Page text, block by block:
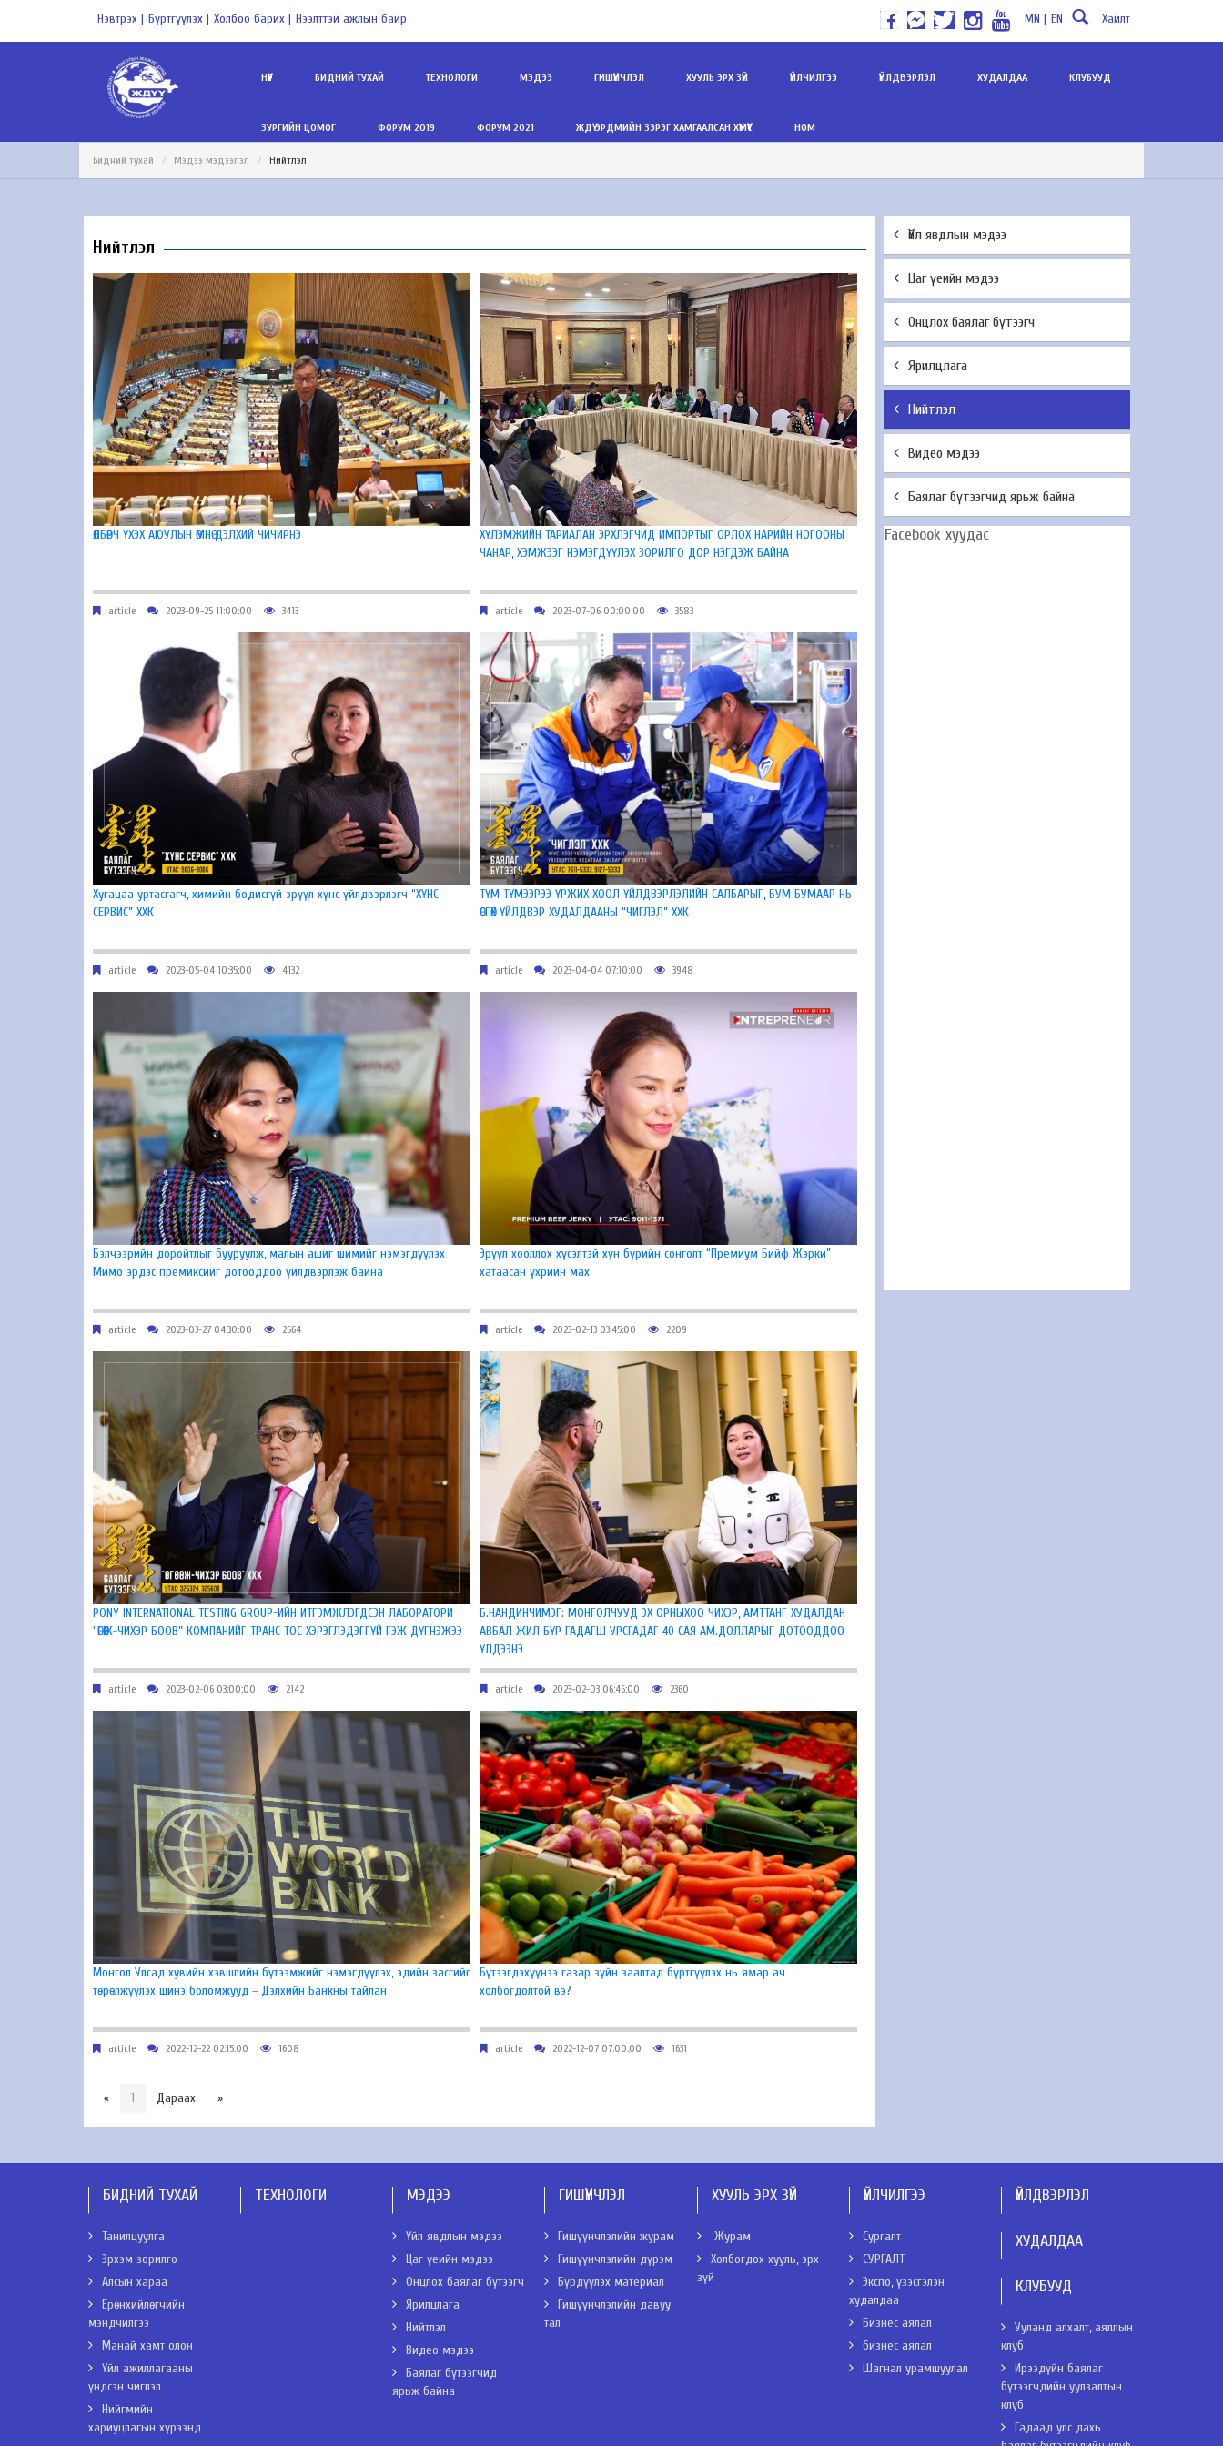
Нэвтрэх | Бүртгүүлэх | Холбоо барих | Нээлттэй ажлын байр MN | EN Хайлт
НҮҮР БИДНИЙ ТУХАЙ ТЕХНОЛОГИ МЭДЭЭ ГИШҮҮНЧЛЭЛ ХУУЛЬ ЭРХ ЗҮЙ ҮЙЛЧИЛГЭЭ ҮЙЛДВЭРЛЭЛ ХУДАЛДАА КЛУБУУД
ЗУРГИЙН ЦОМОГ ФОРУМ 2019 ФОРУМ 2021 ЖДҮ ЭРДМИЙН ЗЭРЭГ ХАМГААЛСАН ХҮМҮҮС НОМ
Бидний тухай Мэдээ мэдээлэл Нийтлэл
Нийтлэл
ӨЛБӨРЧ ҮХЭХ АЮУЛЫН ӨМНӨ ДЭЛХИЙ ЧИЧИРНЭ
article 2023-09-25 11:00:00 3413
ХҮЛЭМЖИЙН ТАРИАЛАН ЭРХЛЭГЧИД ИМПОРТЫГ ОРЛОХ НАРИЙН НОГООНЫ
ЧАНАР, ХЭМЖЭЭГ НЭМЭГДҮҮЛЭХ ЗОРИЛГО ДОР НЭГДЭЖ БАЙНА
article 2023-07-06 00:00:00 3583
Хугацаа уртасгагч, химийн бодисгүй эрүүл хүнс үйлдвэрлэгч “ХҮНС
СЕРВИС” ХХК
article 2023-05-04 10:35:00 4132
ТҮМ ТҮМЭЭРЭЭ ҮРЖИХ ХООЛ ҮЙЛДВЭРЛЭЛИЙН САЛБАРЫГ, БУМ БУМААР НЬ
ӨСГӨХ ҮЙЛДВЭР ХУДАЛДААНЫ “ЧИГЛЭЛ” ХХК
article 2023-04-04 07:10:00 3948
Бэлчээрийн доройтлыг бууруулж, малын ашиг шимийг нэмэгдүүлэх
Мимо эрдэс премиксийг дотооддоо үйлдвэрлэж байна
article 2023-03-27 04:30:00 2564
Эрүүл хооллох хүсэлтэй хүн бүрийн сонголт “Премиум Бийф Жэрки”
хатаасан үхрийн мах
article 2023-02-13 03:45:00 2209
PONY INTERNATIONAL TESTING GROUP-ИЙН ИТГЭМЖЛЭГДСЭН ЛАБОРАТОРИ
“ӨГӨӨЖ-ЧИХЭР БООВ” КОМПАНИЙГ ТРАНС ТОС ХЭРЭГЛЭДЭГГҮЙ ГЭЖ ДҮГНЭЖЭЭ
article 2023-02-06 03:00:00 2142
Б.НАНДИНЧИМЭГ: МОНГОЛЧУУД ЭХ ОРНЫХОО ЧИХЭР, АМТТАНГ ХУДАЛДАН
АВБАЛ ЖИЛ БҮР ГАДАГШ УРСГАДАГ 40 САЯ АМ.ДОЛЛАРЫГ ДОТООДДОО
ҮЛДЭЭНЭ
article 2023-02-03 06:46:00 2360
Монгол Улсад хувийн хэвшлийн бүтээмжийг нэмэгдүүлэх, эдийн засгийг
төрөлжүүлэх шинэ боломжууд – Дэлхийн Банкны тайлан
article 2022-12-22 02:15:00 1608
Бүтээгдэхүүнээ газар зүйн заалтад бүртгүүлэх нь ямар ач
холбогдолтой вэ?
article 2022-12-07 07:00:00 1631
« 1 Дараах »
Үйл явдлын мэдээ
Цаг үеийн мэдээ
Онцлох баялаг бүтээгч
Ярилцлага
Нийтлэл
Видео мэдээ
Баялаг бүтээгчид ярьж байна
Facebook хуудас
БИДНИЙ ТУХАЙ
Танилцуулга
Эрхэм зорилго
Алсын хараа
Ерөнхийлөгчийн
мэндчилгээ
Манай хамт олон
Үйл ажиллагааны
үндсэн чиглэл
Нийгмийн
хариуцлагын хүрээнд
ТЕХНОЛОГИ МЭДЭЭ
Үйл явдлын мэдээ
Цаг үеийн мэдээ
Онцлох баялаг бүтээгч
Ярилцлага
Нийтлэл
Видео мэдээ
Баялаг бүтээгчид
ярьж байна
ГИШҮҮНЧЛЭЛ
Гишүүнчлэлийн журам
Гишүүнчлэлийн дүрэм
Бүрдүүлэх материал
Гишүүнчлэлийн давуу
тал
ХУУЛЬ ЭРХ ЗҮЙ
Журам
Холбогдох хууль, эрх
зүй
ҮЙЛЧИЛГЭЭ
Сургалт
СУРГАЛТ
Экспо, үзэсгэлэн
худалдаа
Бизнес аялал
бизнес аялал
Шагнал урамшуулал
ҮЙЛДВЭРЛЭЛ
ХУДАЛДАА
КЛУБУУД
Ууланд алхалт, аяллын
клуб
Ирээдүйн баялаг
бүтээгчдийн уулзалтын
клуб
Гадаад улс дахь